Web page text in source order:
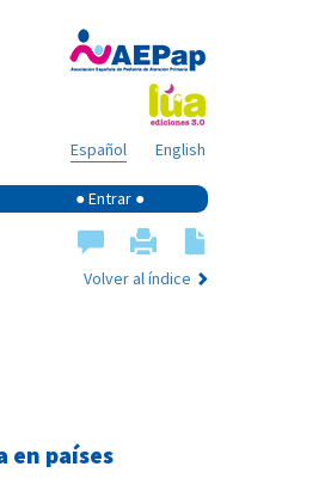
English
Español
● Entrar ●
Volver al índice
en países